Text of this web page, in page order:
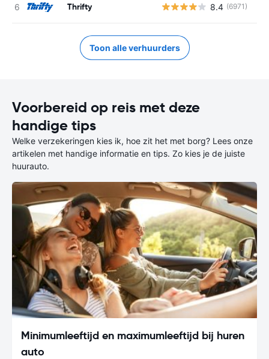
Thrifty 8.4 (6971)
Toon alle verhuurders
Voorbereid op reis met deze
handige tips
Welke verzekeringen kies ik, hoe zit het met borg? Lees onze
artikelen met handige informatie en tips. Zo kies je de juiste
huurauto.
Minimumleeftijd en maximumleeftijd bij huren
auto